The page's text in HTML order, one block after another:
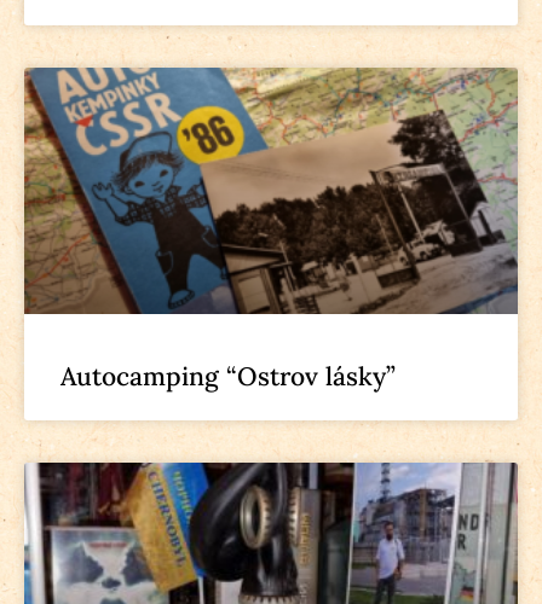
Autocamping “Ostrov lásky”